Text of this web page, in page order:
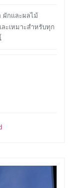
ผักและผลไม้
ะเหมาะสำหรับทุก